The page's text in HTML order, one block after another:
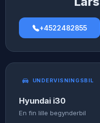
+4522482855
UNDERVISNINGSBIL
Hyundai i30
En fin lille begynderbil